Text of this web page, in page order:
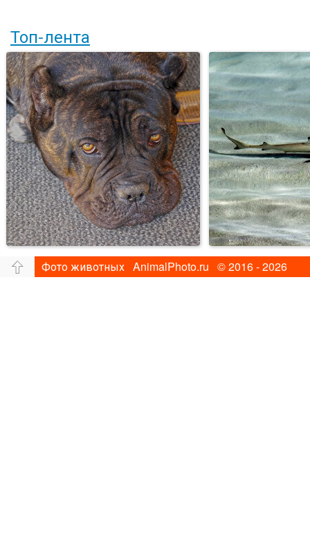
Топ-лента
Фото животных AnimalPhoto.ru © 2016 - 2026